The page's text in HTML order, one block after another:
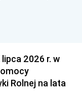
lipca 2026 r. w
Rolnej na lata